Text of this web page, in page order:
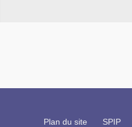
Plan du site SPIP